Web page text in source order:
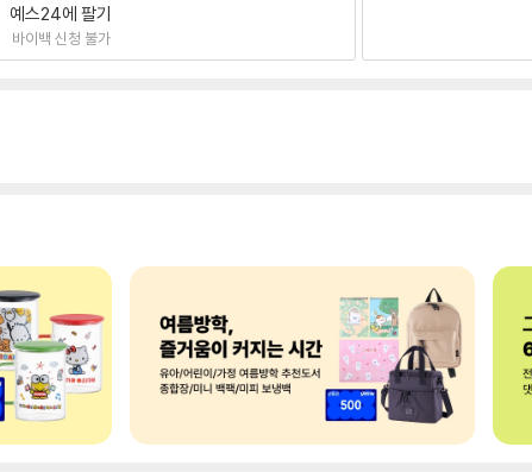
예스24에 팔기
바이백 신청 불가